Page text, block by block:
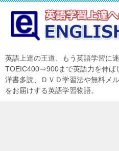
英語上達の王道、もう英語学習に
TOEIC400⇒900まで英語力を伸ば
洋書多読、ＤＶＤ学習法や無料メ
をお届けする英語学習物語。